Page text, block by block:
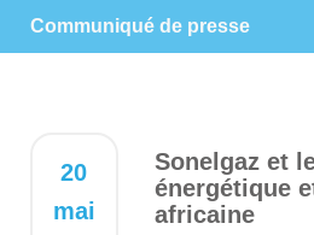
Communiqué de presse
20
mai
Sonelgaz et
énergétique
africaine